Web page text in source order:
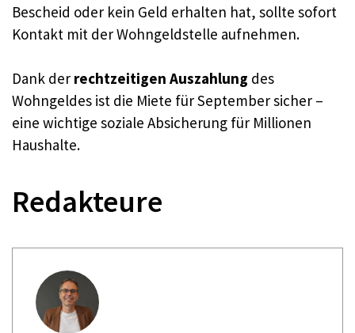
Bescheid oder kein Geld erhalten hat, sollte sofort
Kontakt mit der Wohngeldstelle aufnehmen.
Dank der rechtzeitigen Auszahlung des
Wohngeldes ist die Miete für September sicher –
eine wichtige soziale Absicherung für Millionen
Haushalte.
Redakteure